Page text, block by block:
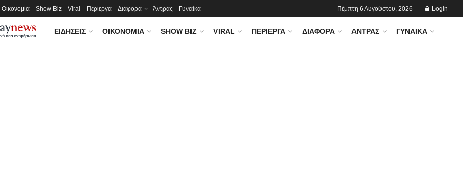
Οικονομία Show Biz Viral Περίεργα Διάφορα Άντρας Γυναίκα Πέμπτη 6 Αυγούστου, 2026 Login
ΕΙΔΉΣΕΙΣ ΟΙΚΟΝΟΜΊΑ SHOW BIZ VIRAL ΠΕΡΊΕΡΓΑ ΔΙΆΦΟΡΑ ΆΝΤΡΑΣ ΓΥΝΑΊΚΑ